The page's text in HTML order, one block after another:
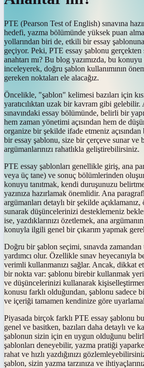
PTE (Pearson Test of English) sınavına
hedefi, yazma bölümünde yüksek puan
yollarından biri de, etkili bir essay
geçiyor. Peki, PTE essay şablonu gerçekten
anahtarı mı? Bu blog yazımızda, bu
inceleyerek, doğru şablon kullanımının
gereken noktaları ele alacağız.
Öncelikle, "şablon" kelimesi bazıları için
yaratıcılıktan uzak bir kavram gibi
sınavındaki essay bölümünde, belirli bir
hem zaman yönetimi açısından hem de
organize bir şekilde ifade etmeniz
bir essay şablonu, size bir çerçeve sunar ve
argümanlarınızı rahatlıkla geliştirebilirsiniz.
PTE essay şablonları genellikle giriş, ana
veya üç tane) ve sonuç bölümlerinden
konuyu tanıtmak, kendi duruşunuzu
yazınıza hazırlamak önemlidir. Ana
argümanları detaylı bir şekilde
sunarak düşüncelerinizi desteklemeniz
ise, yazdıklarınızı özetlemek, ana
konuyla ilgili genel bir çıkarım yapmak
Doğru bir şablon seçimi, sınavda zamandan
yardımcı olur. Özellikle sınav heyecanıyla
verimli kullanmanızı sağlar. Ancak, dikkat
bir nokta var: şablonu birebir kullanmak
ve düşüncelerinizi kullanarak
konusu farklı olduğundan, şablonu sadece
ve içeriği tamamen kendinize göre
Piyasada birçok farklı PTE essay şablonu
genel ve basitken, bazıları daha detaylı ve
şablonun sizin için en uygun olduğunu
şablonları deneyebilir, yazma pratiği
rahat ve hızlı yazdığınızı
şablon, sizin yazma tarzınıza ve